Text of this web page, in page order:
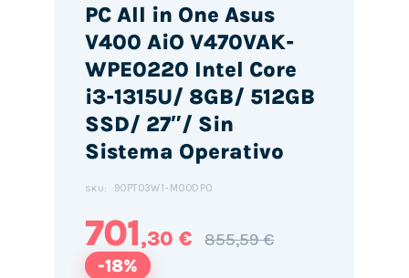
PC All in One Asus
V400 AiO V470VAK-
WPE0220 Intel Core
i3-1315U/ 8GB/ 512GB
SSD/ 27″/ Sin
Sistema Operativo
SKU: 90PT03W1-M00DP0
701,30 € 855,59 €
-18%